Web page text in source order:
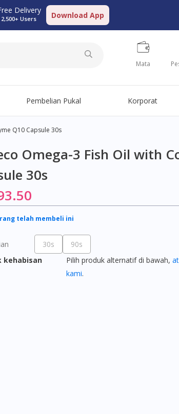
Delivery
Users Download App
Mata
Pembelian Pukal Korporat
Q10 Capsule 30s
Omega-3 Fish Oil with
30s
telah membeli ini
30s
90s
kehabisan
Pilih produk alternatif di bawah,
kami.